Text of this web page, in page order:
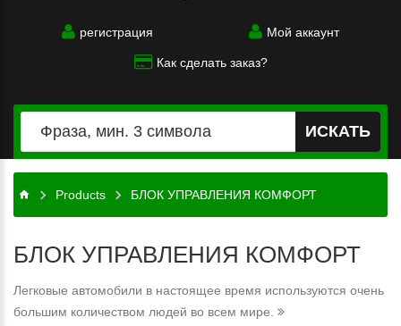
регистрация Мой аккаунт
Как сделать заказ?
ИСКАТЬ
Products БЛОК УПРАВЛЕНИЯ КОМФОРТ
БЛОК УПРАВЛЕНИЯ КОМФОРТ
Легковые автомобили в настоящее время используются очень
большим количеством людей во всем мире.